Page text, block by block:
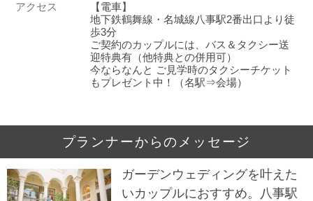
アクセス
【電車】
地下鉄鶴舞線・名城線八事駅2番出口より徒
歩3分
ご契約のカップルには、バス＆タクシー送
迎特典有（他特典との併用可）
今ならなんと ご見学時のタクシーチケット
もプレゼント中！（名駅⇒会場）
プランナーからのメッセージ
ガーデンウェディングを叶えた
いカップルにおすすめ。八事駅